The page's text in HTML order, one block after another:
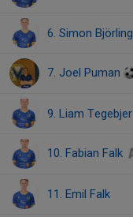
6. Simon Björling
7. Joel Puman
9. Liam Tegebjer
10. Fabian Falk
11. Emil Falk